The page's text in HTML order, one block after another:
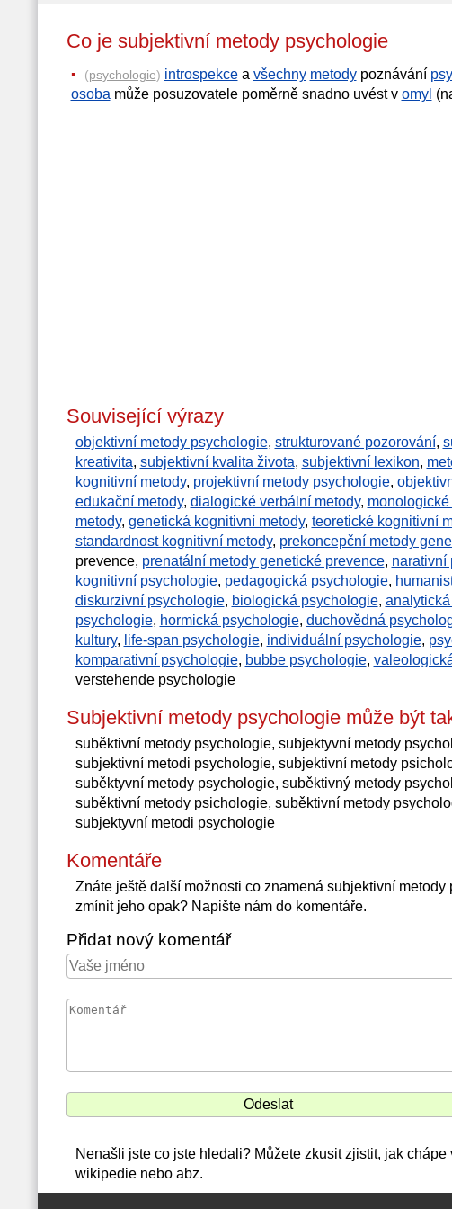
Co je subjektivní metody psychologie
(psychologie) introspekcea všechny metodypoznávání
osoba může posuzovatele poměrně snadno uvést v omyl
Související výrazy
objektivní metody psychologie, strukturované pozorování,
kreativita, subjektivní kvalita života, subjektivní lexikon,
kognitivní metody, projektivní metody psychologie,
edukační metody, dialogické verbální metody,
metody, genetická kognitivní metody, teoretické kognitivní
standardnost kognitivní metody, prekoncepční metody
prevence, prenatální metody genetické prevence, narativní
kognitivní psychologie, pedagogická psychologie,
diskurzivní psychologie, biologická psychologie,
psychologie, hormická psychologie, duchovědná
kultury, life-span psychologie, individuální psychologie,
komparativní psychologie, bubbe psychologie,
verstehende psychologie
Subjektivní metody psychologie může být
suběktivní metody psychologie, subjektyvní metody
subjektivní metodi psychologie, subjektivní metody
suběktyvní metody psychologie, suběktivný metody
suběktivní metody psichologie, suběktivní metody
subjektyvní metodi psychologie
Komentáře
Znáte ještě další možnosti co znamená subjektivní
zmínit jeho opak? Napište nám do komentáře.
Přidat nový komentář
Nenašli jste co jste hledali? Můžete zkusit zjistit, jak
wikipedie nebo abz.